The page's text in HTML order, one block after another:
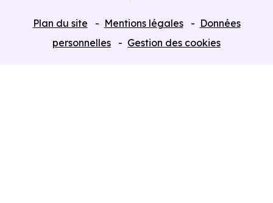
Plan du site Mentions légales
Données
personnelles
Gestion des cookies